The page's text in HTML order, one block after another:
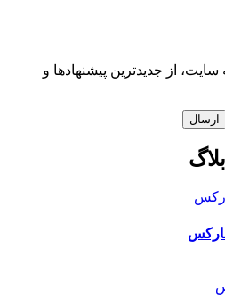
سایت، از جدیدترین پیشنهادها و
ارسال